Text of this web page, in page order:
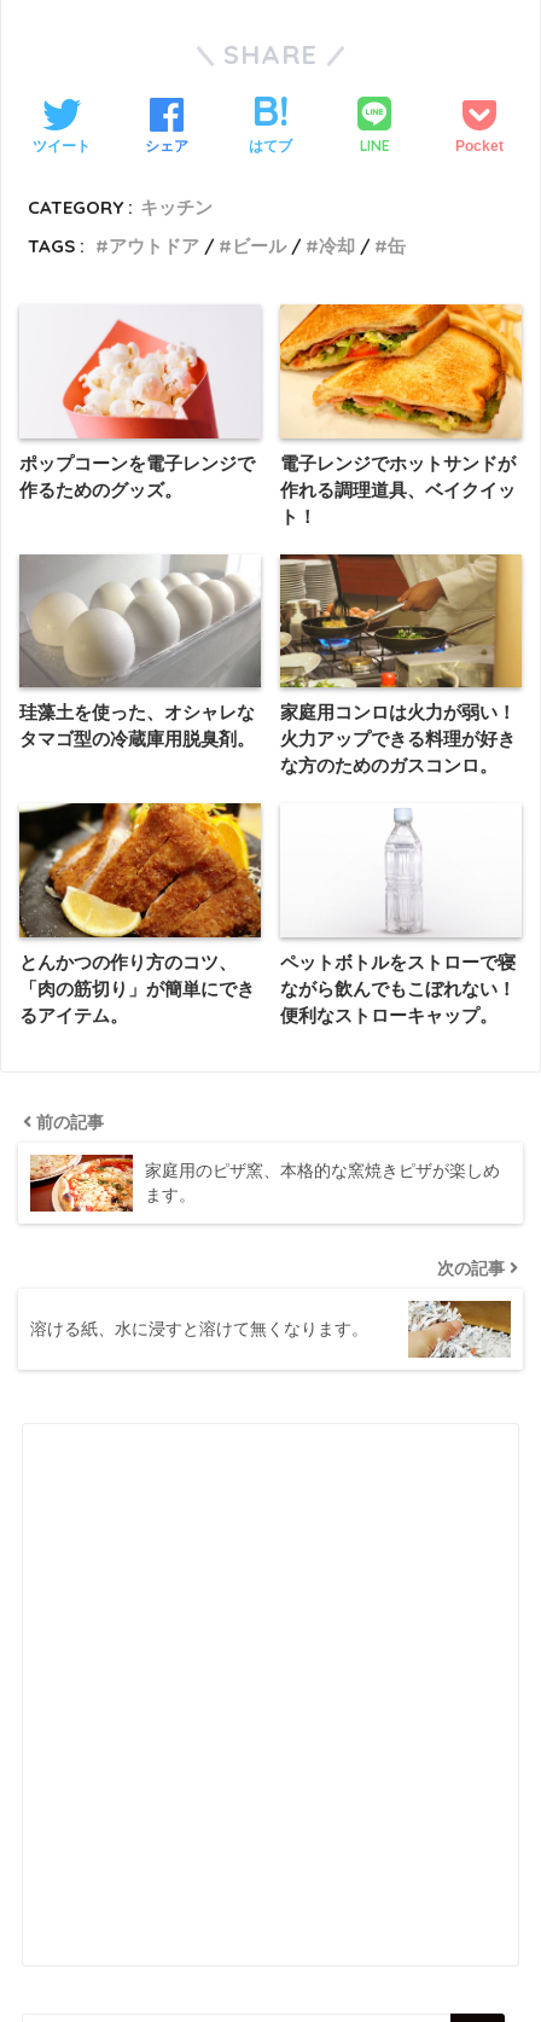
SHARE
ツイート シェア はてブ LINE Pocket
CATEGORY : キッチン
TAGS :
アウトドア ビール 冷却 缶
ポップコーンを電子レンジで
作るためのグッズ。
電子レンジでホットサンドが
作れる調理道具、ベイクイッ
ト！
珪藻土を使った、オシャレな
タマゴ型の冷蔵庫用脱臭剤。
家庭用コンロは火力が弱い！
火力アップできる料理が好き
な方のためのガスコンロ。
とんかつの作り方のコツ、
「肉の筋切り」が簡単にでき
るアイテム。
ペットボトルをストローで寝
ながら飲んでもこぼれない！
便利なストローキャップ。
前の記事
家庭用のピザ窯、本格的な窯焼きピザが楽しめ
ます。
次の記事
溶ける紙、水に浸すと溶けて無くなります。